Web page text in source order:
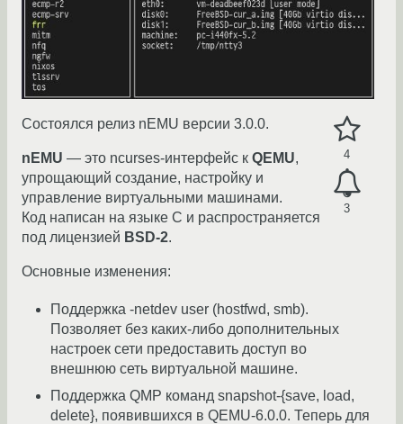
4
3
Состоялся релиз nEMU версии 3.0.0.
nEMU — это ncurses-интерфейс к QEMU,
упрощающий создание, настройку и
управление виртуальными машинами.
Код написан на языке C и распространяется
под лицензией BSD-2.
Основные изменения:
Поддержка -netdev user (hostfwd, smb).
Позволяет без каких-либо дополнительных
настроек сети предоставить доступ во
внешнюю сеть виртуальной машине.
Поддержка QMP команд snapshot-{save, load,
delete}, появившихся в QEMU-6.0.0. Теперь для